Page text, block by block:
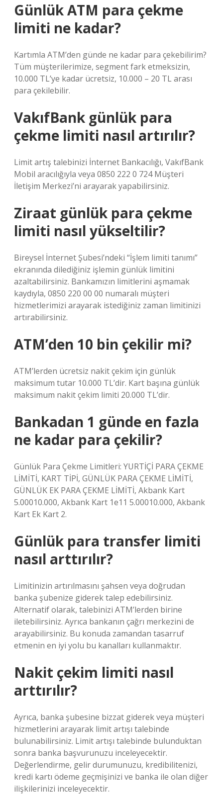
Günlük ATM para çekme
limiti ne kadar?
Kartımla ATM’den günde ne kadar para çekebilirim?
Tüm müşterilerimize, segment fark etmeksizin,
10.000 TL’ye kadar ücretsiz, 10.000 – 20 TL arası
para çekilebilir.
VakıfBank günlük para
çekme limiti nasıl artırılır?
Limit artış talebinizi İnternet Bankacılığı, VakıfBank
Mobil aracılığıyla veya 0850 222 0 724 Müşteri
İletişim Merkezi’ni arayarak yapabilirsiniz.
Ziraat günlük para çekme
limiti nasıl yükseltilir?
Bireysel İnternet Şubesi’ndeki “İşlem limiti tanımı”
ekranında dilediğiniz işlemin günlük limitini
azaltabilirsiniz. Bankamızın limitlerini aşmamak
kaydıyla, 0850 220 00 00 numaralı müşteri
hizmetlerimizi arayarak istediğiniz zaman limitinizi
artırabilirsiniz.
ATM’den 10 bin çekilir mi?
ATM’lerden ücretsiz nakit çekim için günlük
maksimum tutar 10.000 TL’dir. Kart başına günlük
maksimum nakit çekim limiti 20.000 TL’dir.
Bankadan 1 günde en fazla
ne kadar para çekilir?
Günlük Para Çekme Limitleri: YURTİÇİ PARA ÇEKME
LİMİTİ, KART TİPİ, GÜNLÜK PARA ÇEKME LİMİTİ,
GÜNLÜK EK PARA ÇEKME LİMİTİ, Akbank Kart
5.00010.000, Akbank Kart 1e11 5.00010.000, Akbank
Kart Ek Kart 2.
Günlük para transfer limiti
nasıl arttırılır?
Limitinizin artırılmasını şahsen veya doğrudan
banka şubenize giderek talep edebilirsiniz.
Alternatif olarak, talebinizi ATM’lerden birine
iletebilirsiniz. Ayrıca bankanın çağrı merkezini de
arayabilirsiniz. Bu konuda zamandan tasarruf
etmenin en iyi yolu bu kanalları kullanmaktır.
Nakit çekim limiti nasıl
arttırılır?
Ayrıca, banka şubesine bizzat giderek veya müşteri
hizmetlerini arayarak limit artışı talebinde
bulunabilirsiniz. Limit artışı talebinde bulunduktan
sonra banka başvurunuzu inceleyecektir.
Değerlendirme, gelir durumunuzu, kredibilitenizi,
kredi kartı ödeme geçmişinizi ve banka ile olan diğer
ilişkilerinizi inceleyecektir.